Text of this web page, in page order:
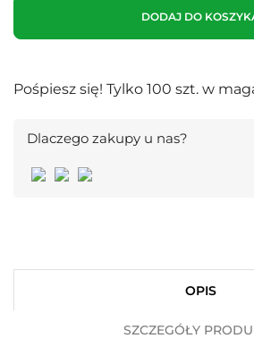
DODAJ DO
Pośpiesz się! Tylko 100 szt. w
Dlaczego zakupy u nas?
OPIS
SZCZEGÓŁY